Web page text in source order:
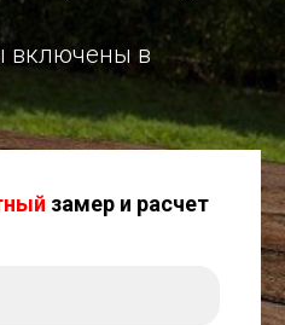
включены в
замер и расчет